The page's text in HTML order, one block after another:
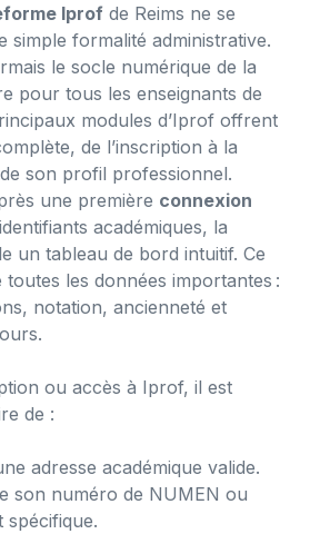
Iprof de Reims ne se
simple formalité administrative.
le socle numérique de la
pour tous les enseignants de
modules d’Iprof offrent
de l’inscription à la
son profil professionnel.
une première connexion
académiques, la
un tableau de bord intuitif. Ce
les données importantes :
notation, ancienneté et
ou accès à Iprof, il est
de :
adresse académique valide.
son numéro de NUMEN ou
spécifique.